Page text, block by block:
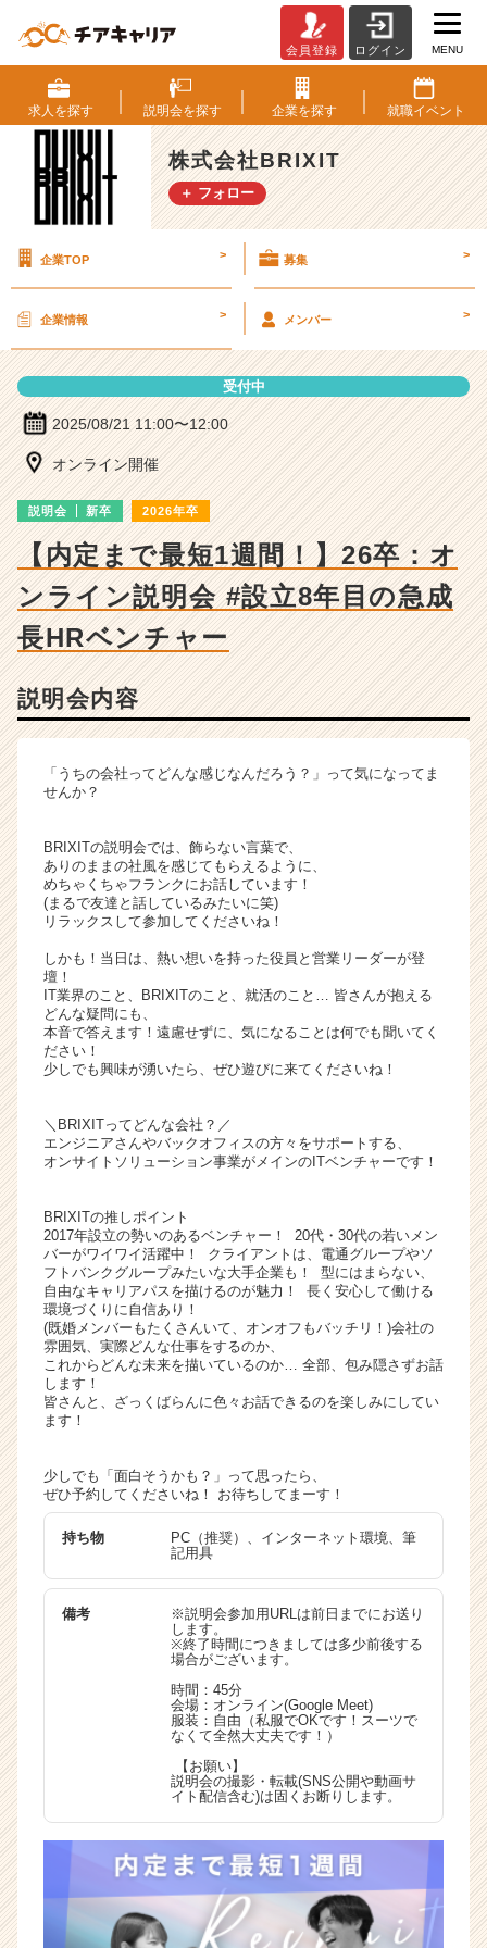
式
会
社
B
R
の
会
詳
細
|
ャ
ー・
成
長
企
業
か
カ
ウ
ト
就
活
サ
イ
ト
ア
ャ
リ
h
e
C
a
r
e
e
r）
会員登録 ログイン MENU
求人を探す 説明会を探す 企業を探す 就職イベント
株式会社BRIXIT
＋ フォロー
企業TOP > 募集 >
企業情報 > メンバー >
受付中
2025/08/21 11:00〜12:00
オンライン開催
説明会 新卒 2026年卒
【内定まで最短1週間！】26卒：オ
ンライン説明会 #設立8年目の急成
長HRベンチャー
説明会内容
「うちの会社ってどんな感じなんだろう？」って気になってま
せんか？
BRIXITの説明会では、飾らない言葉で、
ありのままの社風を感じてもらえるように、
めちゃくちゃフランクにお話しています！
(まるで友達と話しているみたいに笑)
リラックスして参加してくださいね！
しかも！当日は、熱い想いを持った役員と営業リーダーが登
壇！
IT業界のこと、BRIXITのこと、就活のこと… 皆さんが抱える
どんな疑問にも、
本音で答えます！遠慮せずに、気になることは何でも聞いてく
ださい！
少しでも興味が湧いたら、ぜひ遊びに来てくださいね！
＼BRIXITってどんな会社？／
エンジニアさんやバックオフィスの方々をサポートする、
オンサイトソリューション事業がメインのITベンチャーです！
BRIXITの推しポイント
2017年設立の勢いのあるベンチャー！ 20代・30代の若いメン
バーがワイワイ活躍中！ クライアントは、電通グループやソ
フトバンクグループみたいな大手企業も！ 型にはまらない、
自由なキャリアパスを描けるのが魅力！ 長く安心して働ける
環境づくりに自信あり！
(既婚メンバーもたくさんいて、オンオフもバッチリ！)会社の
雰囲気、実際どんな仕事をするのか、
これからどんな未来を描いているのか… 全部、包み隠さずお話
します！
皆さんと、ざっくばらんに色々お話できるのを楽しみにしてい
ます！
少しでも「面白そうかも？」って思ったら、
ぜひ予約してくださいね！ お待ちしてまーす！
持ち物
PC（推奨）、インターネット環境、筆
記用具
備考
※説明会参加用URLは前日までにお送り
します。
※終了時間につきましては多少前後する
場合がございます。
時間：45分
会場：オンライン(Google Meet)
服装：自由（私服でOKです！スーツで
なくて全然大丈夫です！）
【お願い】
説明会の撮影・転載(SNS公開や動画サ
イト配信含む)は固くお断りします。